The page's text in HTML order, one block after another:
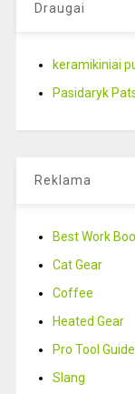
Draugai
keramikiniai
Pasidaryk
Reklama
Best Work
Cat Gear
Coffee
Heated Gear
Pro Tool Guide
Slang